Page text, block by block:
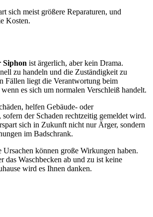
sich meist größere Reparaturen, und
Kosten.
Siphon ist ärgerlich, aber kein Drama.
zu handeln und die Zuständigkeit zu
Fällen liegt die Verantwortung beim
es sich um normalen Verschleiß handelt.
helfen Gebäude- oder
sofern der Schaden rechtzeitig gemeldet wird.
sich in Zukunft nicht nur Ärger, sondern
im Badschrank.
können große Wirkungen haben.
das Waschbecken ab und zu ist keine
wird es Ihnen danken.